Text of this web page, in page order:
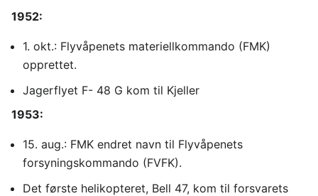
1952:
1. okt.: Flyvåpenets materiellkommando (FMK)
opprettet.
Jagerflyet F- 48 G kom til Kjeller
1953:
15. aug.: FMK endret navn til Flyvåpenets
forsyningskommando (FVFK).
Det første helikopteret, Bell 47, kom til forsvarets